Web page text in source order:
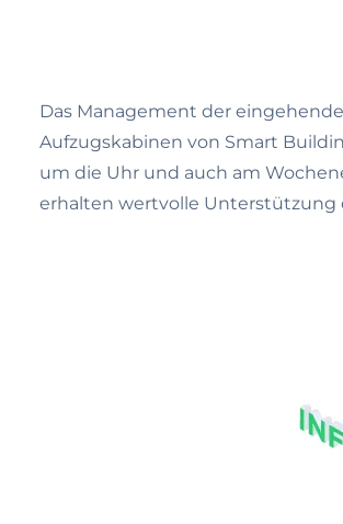
Das Management der
Aufzugskabinen von Smart
um die Uhr und auch am
erhalten wertvolle Unterstützung